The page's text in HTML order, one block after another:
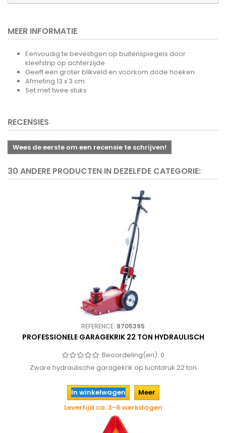
MEER INFORMATIE
Eenvoudig te bevestigen op buitenspiegels door
kleefstrip op achterzijde
Geeft een groter blikveld en voorkom dode hoeken
Afmeting 13 x 3 cm
Set met twee stuks
RECENSIES
Wees de eerste om een recensie te schrijven!
30 ANDERE PRODUCTEN IN DEZELFDE CATEGORIE:
REFERENCE: 9705395
PROFESSIONELE GARAGEKRIK 22 TON HYDRAULISCH
Beoordeling(en): 0
Zware hydraulische garagekrik op luchtdruk 22 ton
In winkelwagen
Meer
Levertijd ca. 3-6 werkdagen